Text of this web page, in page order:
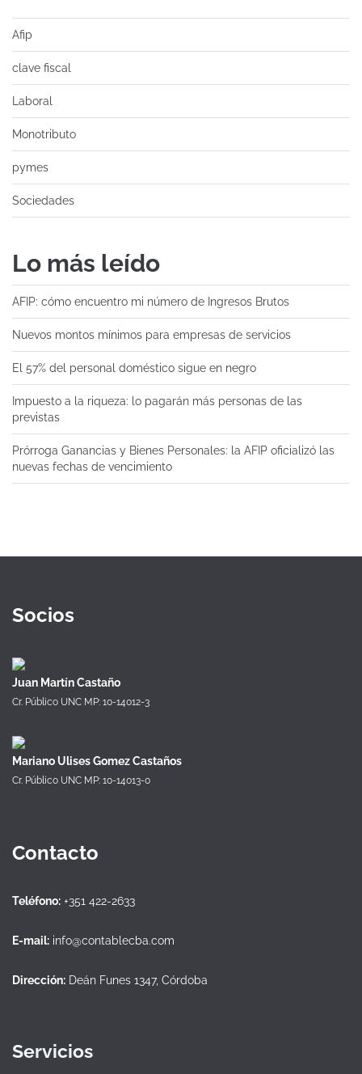
Afip
clave fiscal
Laboral
Monotributo
pymes
Sociedades
Lo más leído
AFIP: cómo encuentro mi número de Ingresos Brutos
Nuevos montos mínimos para empresas de servicios
El 57% del personal doméstico sigue en negro
Impuesto a la riqueza: lo pagarán más personas de las
previstas
Prórroga Ganancias y Bienes Personales: la AFIP oficializó las
nuevas fechas de vencimiento
Socios
Juan Martín Castaño
Cr. Público UNC MP: 10-14012-3
Mariano Ulises Gomez Castaños
Cr. Público UNC MP: 10-14013-0
Contacto
Teléfono: +351 422-2633
E-mail: info@contablecba.com
Dirección: Deán Funes 1347, Córdoba
Servicios